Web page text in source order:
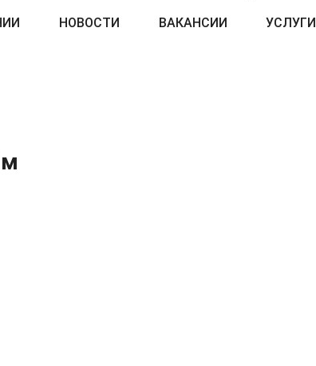
НОВОСТИ ВАКАНСИИ УСЛУГИ